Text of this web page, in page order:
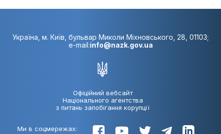
Україна, м. Київ, бульвар Миколи Міхновського, 28, 01103;
e-mail:info@nazk.gov.ua
Офіційний вебсайт
Національного агентства
з питань запобігання корупції
Ми в соцмережах: